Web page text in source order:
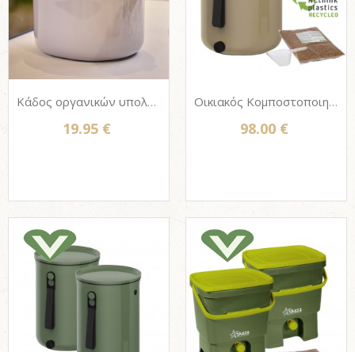
Κάδος οργανικών υπολειμμάτων από ανακυκλωμένο PP, Organko Daily 3,3L
19.95 €
Οικιακός Κομποστοποιητής Bokashi Organko 2 (9,6 L) + 1 Πίτουρο 1Kg - Capuccino
98.00 €